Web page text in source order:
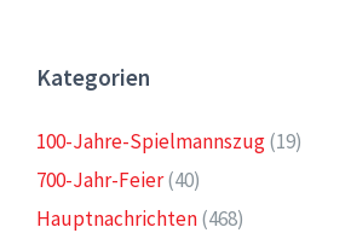
Kategorien
100-Jahre-Spielmannszug(19)
700-Jahr-Feier(40)
Hauptnachrichten(468)